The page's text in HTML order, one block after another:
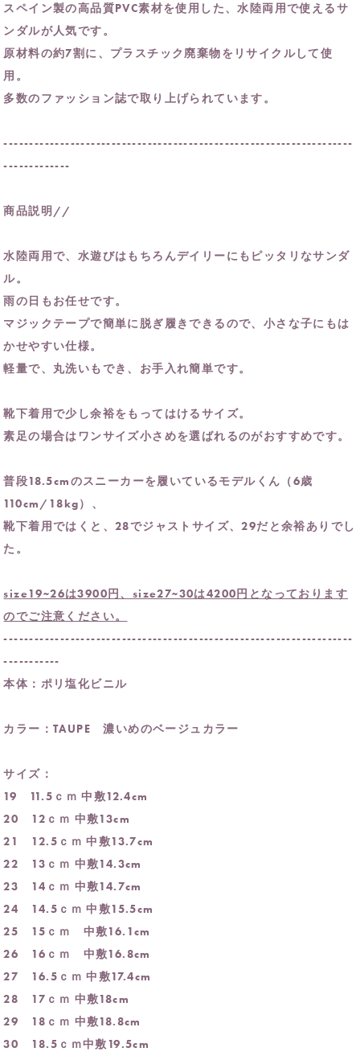
スペイン製の高品質PVC素材を使用した、水陸両用で使えるサ
ンダルが人気です。
原材料の約7割に、プラスチック廃棄物をリサイクルして使
用。
多数のファッション誌で取り上げられています。
--------------------------------------------------------------------
-------------
商品説明//
水陸両用で、水遊びはもちろんデイリーにもピッタリなサンダ
ル。
雨の日もお任せです。
マジックテープで簡単に脱ぎ履きできるので、小さな子にもは
かせやすい仕様。
軽量で、丸洗いもでき、お手入れ簡単です。
靴下着用で少し余裕をもってはけるサイズ。
素足の場合はワンサイズ小さめを選ばれるのがおすすめです。
普段18.5cmのスニーカーを履いているモデルくん（6歳
110cm/18kg）、
靴下着用ではくと、28でジャストサイズ、29だと余裕ありでし
た。
size19~26は3900円、size27~30は4200円となっております
のでご注意ください。
--------------------------------------------------------------------
-----------
本体：ポリ塩化ビニル
カラー：TAUPE 濃いめのベージュカラー
サイズ：
19 11.5ｃｍ 中敷12.4cm
20 12ｃｍ 中敷13cm
21 12.5ｃｍ 中敷13.7cm
22 13ｃｍ 中敷14.3cm
23 14ｃｍ 中敷14.7cm
24 14.5ｃｍ 中敷15.5cm
25 15ｃｍ 中敷16.1cm
26 16ｃｍ 中敷16.8cm
27 16.5ｃｍ 中敷17.4cm
28 17ｃｍ 中敷18cm
29 18ｃｍ 中敷18.8cm
30 18.5ｃｍ中敷19.5cm